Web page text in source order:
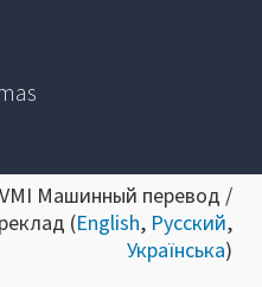
Машинный перевод /
(English, Русский,
Українська)